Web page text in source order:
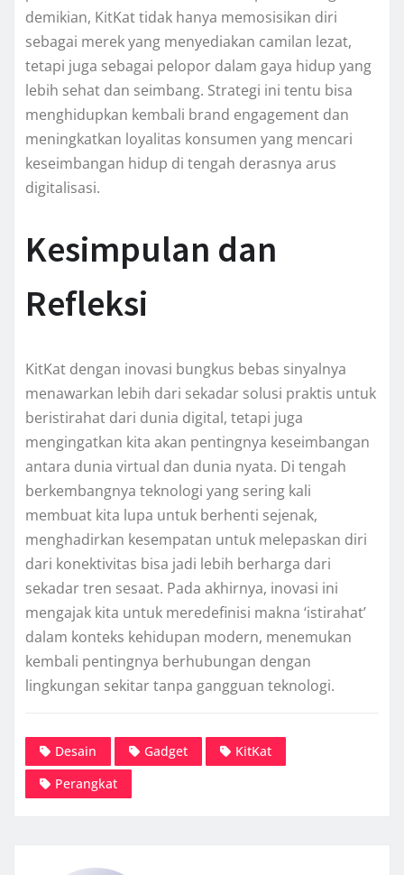
demikian, KitKat tidak hanya memosisikan diri
sebagai merek yang menyediakan camilan lezat,
tetapi juga sebagai pelopor dalam gaya hidup yang
lebih sehat dan seimbang. Strategi ini tentu bisa
menghidupkan kembali brand engagement dan
meningkatkan loyalitas konsumen yang mencari
keseimbangan hidup di tengah derasnya arus
digitalisasi.
Kesimpulan dan
Refleksi
KitKat dengan inovasi bungkus bebas sinyalnya
menawarkan lebih dari sekadar solusi praktis untuk
beristirahat dari dunia digital, tetapi juga
mengingatkan kita akan pentingnya keseimbangan
antara dunia virtual dan dunia nyata. Di tengah
berkembangnya teknologi yang sering kali
membuat kita lupa untuk berhenti sejenak,
menghadirkan kesempatan untuk melepaskan diri
dari konektivitas bisa jadi lebih berharga dari
sekadar tren sesaat. Pada akhirnya, inovasi ini
mengajak kita untuk meredefinisi makna ‘istirahat’
dalam konteks kehidupan modern, menemukan
kembali pentingnya berhubungan dengan
lingkungan sekitar tanpa gangguan teknologi.
Desain Gadget
KitKat
Perangkat